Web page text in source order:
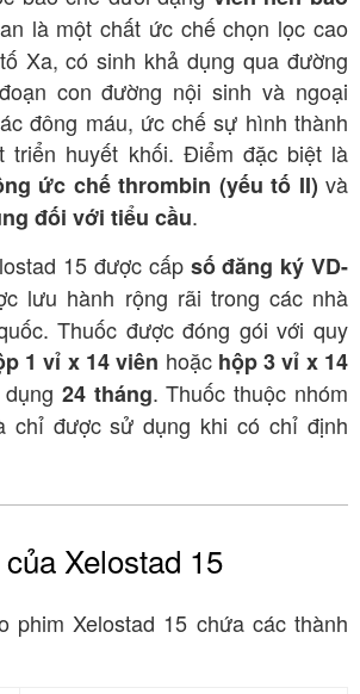
là một chất ức chế chọn lọc cao
Xa, có sinh khả dụng qua đường
con đường nội sinh và ngoại
đông máu, ức chế sự hình thành
triển huyết khối. Điểm đặc biệt là
ức chế thrombin (yếu tố II) và
đối với tiểu cầu.
15 được cấp số đăng ký VD-
lưu hành rộng rãi trong các nhà
Thuốc được đóng gói với quy
1 vỉ x 14 viên hoặc hộp 3 vỉ x 14
24 tháng. Thuốc thuộc nhóm
chỉ được sử dụng khi có chỉ định
Xelostad 15
phim Xelostad 15 chứa các thành